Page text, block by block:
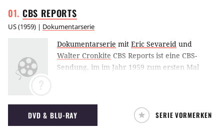
CBS REPORTS
US(1959) | Dokumentarserie
Dokumentarserie mit Eric Sevareid und
Walter Cronkite CBS Reports ist eine CBS-
Sendung, im im Jahr 1959 zum ersten Mal
DVD & BLU-RAY SERIE VORMERKEN